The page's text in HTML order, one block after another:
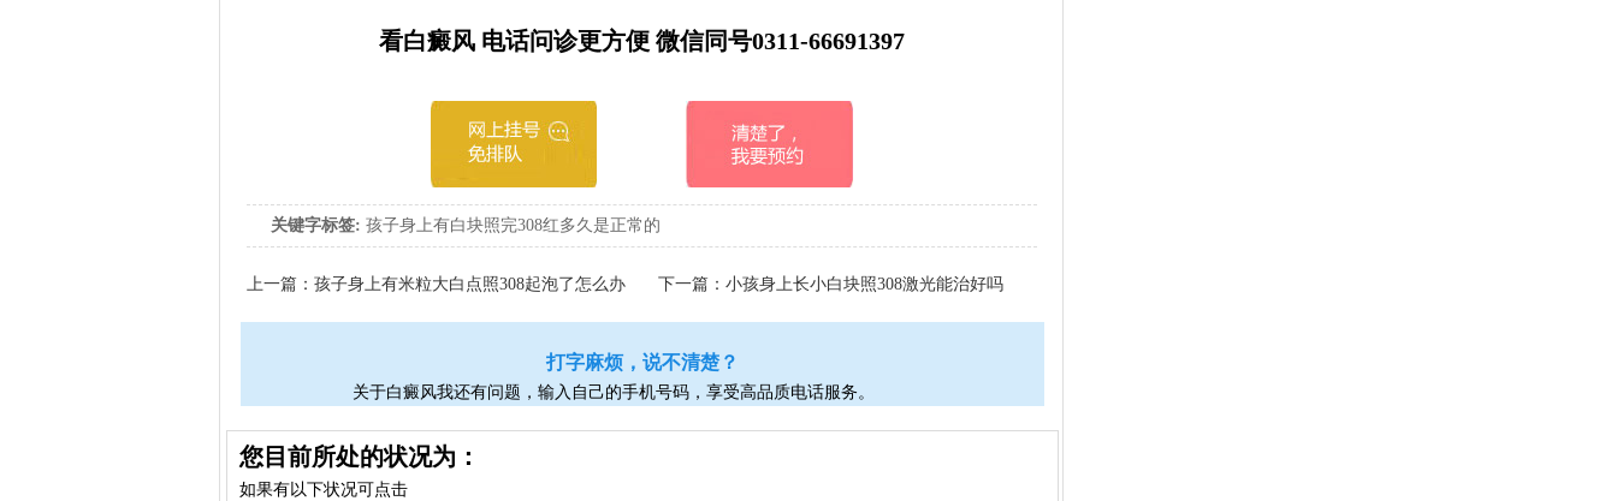
看白癜风 电话问诊更方便 微信同号0311-66691397
关键字标签: 孩子身上有白块照完308红多久是正常的
上一篇： 孩子身上有米粒大白点照308起泡了怎么办 下一篇： 小孩身上长小白块照308激光能治好吗
打字麻烦，说不清楚？
关于白癜风我还有问题，输入自己的手机号码，享受高品质电话服务。
您目前所处的状况为：
如果有以下状况可点击